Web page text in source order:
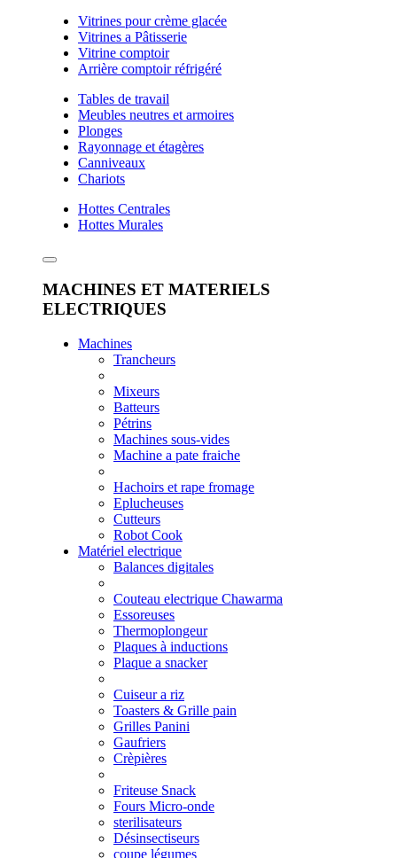
Vitrines pour crème glacée
Vitrines a Pâtisserie
Vitrine comptoir
Arrière comptoir réfrigéré
Tables de travail
Meubles neutres et armoires
Plonges
Rayonnage et étagères
Canniveaux
Chariots
Hottes Centrales
Hottes Murales
MACHINES ET MATERIELS
ELECTRIQUES
Machines
Trancheurs
Mixeurs
Batteurs
Pétrins
Machines sous-vides
Machine a pate fraiche
Hachoirs et rape fromage
Eplucheuses
Cutteurs
Robot Cook
Matériel electrique
Balances digitales
Couteau electrique Chawarma
Essoreuses
Thermoplongeur
Plaques à inductions
Plaque a snacker
Cuiseur a riz
Toasters & Grille pain
Grilles Panini
Gaufriers
Crèpières
Friteuse Snack
Fours Micro-onde
sterilisateurs
Désinsectiseurs
coupe légumes